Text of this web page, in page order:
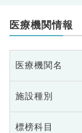
医療機関情報
医療機関名
施設種別
標榜科目